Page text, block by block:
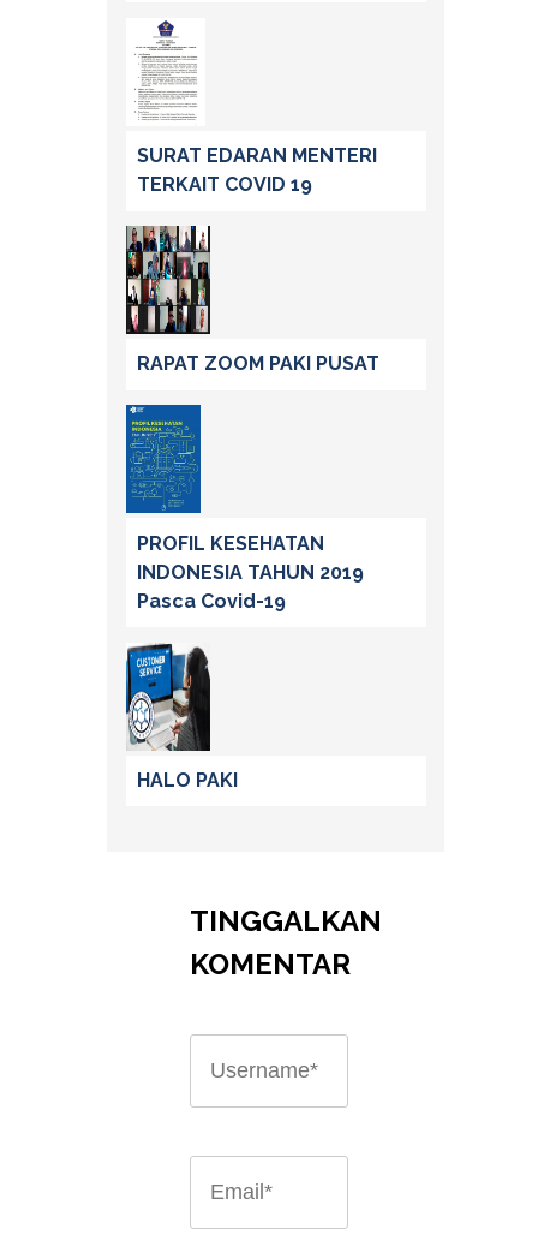
SURAT EDARAN MENTERI
TERKAIT COVID 19
RAPAT ZOOM PAKI PUSAT
PROFIL KESEHATAN
INDONESIA TAHUN 2019
Pasca Covid-19
HALO PAKI
TINGGALKAN
KOMENTAR